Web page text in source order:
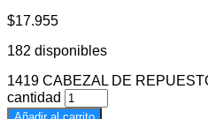
$17.955
182 disponibles
1419 CABEZAL DE
cantidad